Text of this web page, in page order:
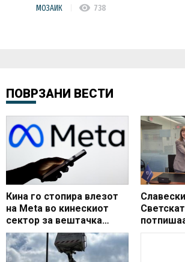
МОЗАИК visibility 738
ПОВРЗАНИ ВЕСТИ
Кина го стопира влезот
на Meta во кинескиот
сектор за вештачка
интелигенција